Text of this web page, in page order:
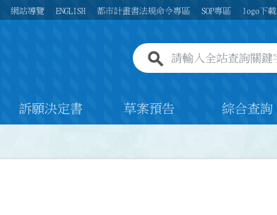
網站導覽 ENGLISH 都市計畫書法規命令專區 SOP專區 logo下載
全站查詢關鍵字欄位
訴願決定書 草案預告 綜合查詢